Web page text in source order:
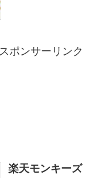
スポンサーリンク
楽天モンキー